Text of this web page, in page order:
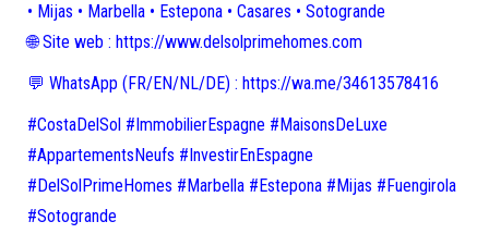
• Mijas • Marbella • Estepona • Casares • Sotogrande
🌐 Site web : https://www.delsolprimehomes.com
💬 WhatsApp (FR/EN/NL/DE) : https://wa.me/34613578416
#CostaDelSol #ImmobilierEspagne #MaisonsDeLuxe
#AppartementsNeufs #InvestirEnEspagne
#DelSolPrimeHomes #Marbella #Estepona #Mijas #Fuengirola
#Sotogrande